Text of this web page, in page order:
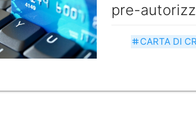
pre-
tag CARTA DI